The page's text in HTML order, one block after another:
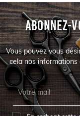
ABONNEZ-
Vous pouvez vous
cela nos